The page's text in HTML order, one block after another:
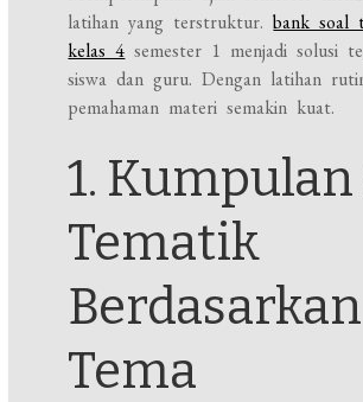
latihan yang terstruktur.bank soal
kelas 4 semester 1 menjadi solusi
siswa dan guru. Dengan latihan
pemahaman materi semakin kuat.
1. Kumpulan
Tematik
Berdasarkan
Tema